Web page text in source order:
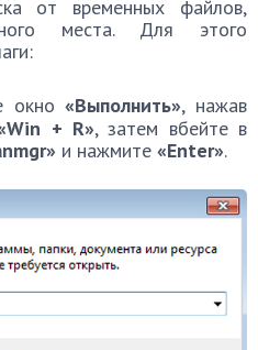
от временных файлов,
места. Для этого
окно«Выполнить», нажав
+ R», затем вбейте в
» и нажмите «Enter».